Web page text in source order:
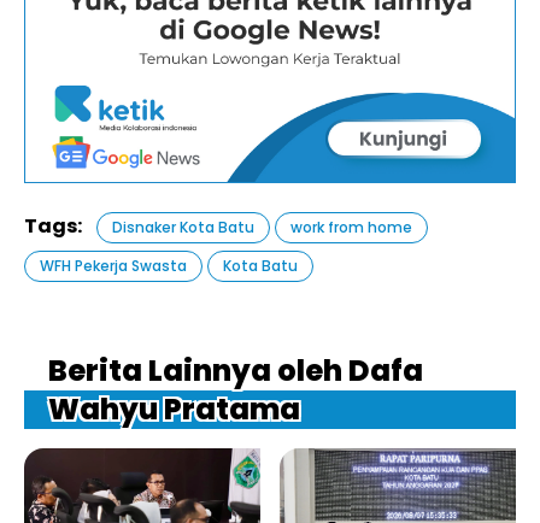
Tags: Disnaker Kota Batu
work from home
WFH Pekerja Swasta
Kota Batu
Berita Lainnya oleh Dafa
Wahyu Pratama